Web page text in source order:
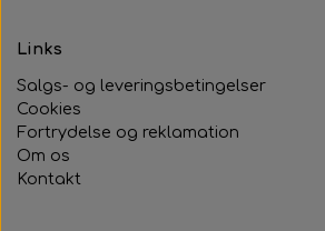
Links
Salgs- og leveringsbetingelser
Cookies
Fortrydelse og reklamation
Om os
Kontakt